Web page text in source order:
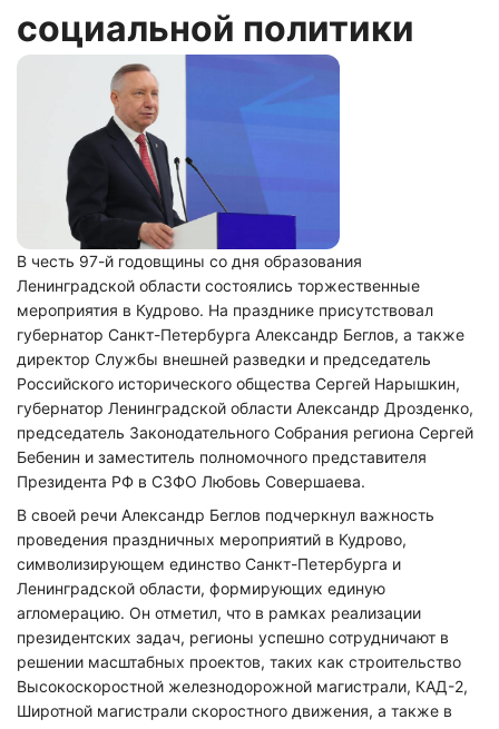
социальной политики
В честь 97-й годовщины со дня образования
Ленинградской области состоялись торжественные
мероприятия в Кудрово. На празднике присутствовал
губернатор Санкт-Петербурга Александр Беглов, а также
директор Службы внешней разведки и председатель
Российского исторического общества Сергей Нарышкин,
губернатор Ленинградской области Александр Дрозденко,
председатель Законодательного Собрания региона Сергей
Бебенин и заместитель полномочного представителя
Президента РФ в СЗФО Любовь Совершаева.
В своей речи Александр Беглов подчеркнул важность
проведения праздничных мероприятий в Кудрово,
символизирующем единство Санкт-Петербурга и
Ленинградской области, формирующих единую
агломерацию. Он отметил, что в рамках реализации
президентских задач, регионы успешно сотрудничают в
решении масштабных проектов, таких как строительство
Высокоскоростной железнодорожной магистрали, КАД-2,
Широтной магистрали скоростного движения, а также в